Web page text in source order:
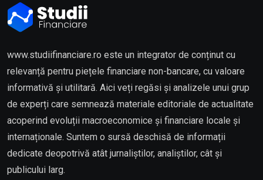
www.studiifinanciare.ro este un integrator de conținut cu
relevanță pentru piețele financiare non-bancare, cu valoare
informativă și utilitară. Aici veți regăsi și analizele unui grup
de experți care semnează materiale editoriale de actualitate
acoperind evoluții macroeconomice și financiare locale și
internaționale. Suntem o sursă deschisă de informații
dedicate deopotrivă atât jurnaliștilor, analiștilor, cât și
publicului larg.